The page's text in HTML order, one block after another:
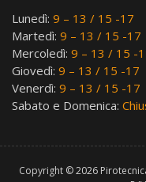
Lunedì: 9 – 13 / 15 -17
Martedì: 9 – 13 / 15 -17
Mercoledì: 9 – 13 / 15 -
Giovedì: 9 – 13 / 15 -17
Venerdì: 9 – 13 / 15 -17
Sabato e Domenica:
Copyright © 2026